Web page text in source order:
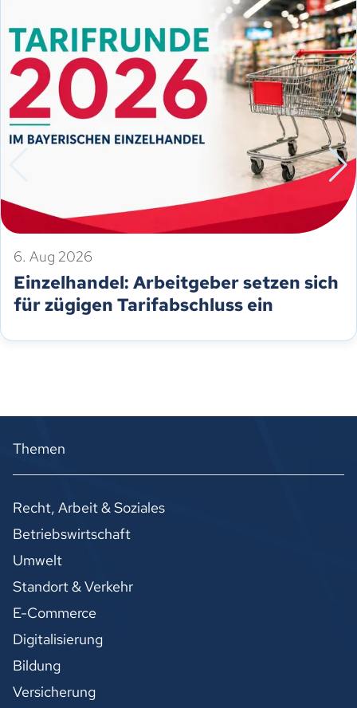
6. Aug 2026
Einzelhandel: Arbeitgeber setzen sich
für zügigen Tarifabschluss ein
Themen
Recht, Arbeit & Soziales
Betriebswirtschaft
Umwelt
Standort & Verkehr
E-Commerce
Digitalisierung
Bildung
Versicherung